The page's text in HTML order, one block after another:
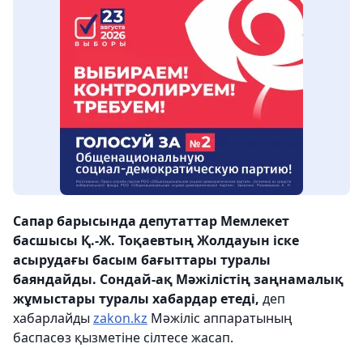
Сапар барысында депутаттар Мемлекет
басшысы Қ.-Ж. Тоқаевтың Жолдауын іске
асырудағы басым бағыттары туралы
баяндайды. Сондай-ақ Мәжілістің заңнамалық
жұмыстары туралы хабардар етеді, деп
хабарлайды zakon.kz Мәжіліс аппаратының
баспасөз қызметіне сілтесе жасап.